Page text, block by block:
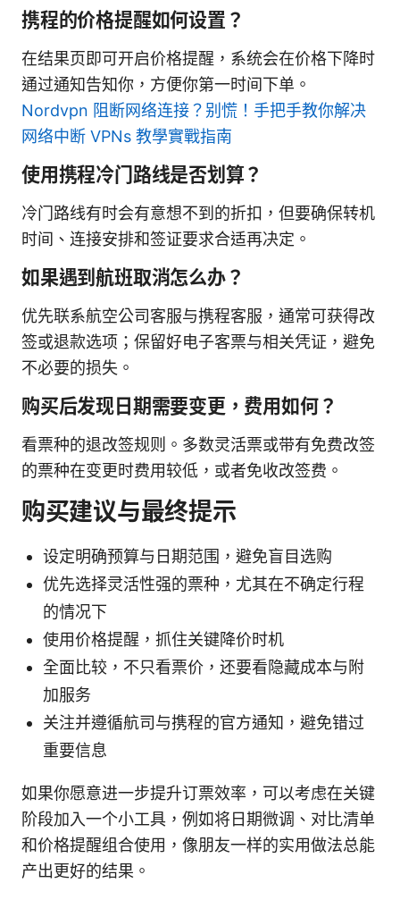
携程的价格提醒如何设置？
在结果页即可开启价格提醒，系统会在价格下降时
通过通知告知你，方便你第一时间下单。
Nordvpn 阻断网络连接？别慌！手把手教你解决
网络中断 VPNs 教學實戰指南
使用携程冷门路线是否划算？
冷门路线有时会有意想不到的折扣，但要确保转机
时间、连接安排和签证要求合适再决定。
如果遇到航班取消怎么办？
优先联系航空公司客服与携程客服，通常可获得改
签或退款选项；保留好电子客票与相关凭证，避免
不必要的损失。
购买后发现日期需要变更，费用如何？
看票种的退改签规则。多数灵活票或带有免费改签
的票种在变更时费用较低，或者免收改签费。
购买建议与最终提示
设定明确预算与日期范围，避免盲目选购
优先选择灵活性强的票种，尤其在不确定行程
的情况下
使用价格提醒，抓住关键降价时机
全面比较，不只看票价，还要看隐藏成本与附
加服务
关注并遵循航司与携程的官方通知，避免错过
重要信息
如果你愿意进一步提升订票效率，可以考虑在关键
阶段加入一个小工具，例如将日期微调、对比清单
和价格提醒组合使用，像朋友一样的实用做法总能
产出更好的结果。